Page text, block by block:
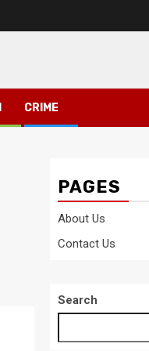
CRIME
PAGES
About Us
Contact Us
Search